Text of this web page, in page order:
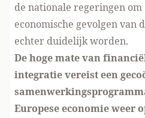
de nationale regeringen om
economische gevolgen van
echter duidelijk worden.
De hoge mate van
integratie vereist een
Europese economie weer